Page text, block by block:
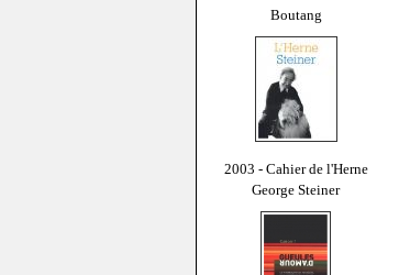
Boutang
2003 - Cahier de l'Herne
George Steiner